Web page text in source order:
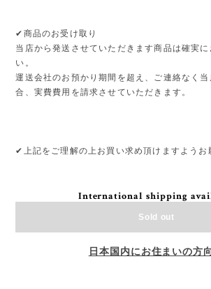
✔︎商品のお受け取り
当店から発送させていただきます商品は確実に
い。
運送会社のお預かり期間を超え、ご連絡なく
合、実費費用を請求させていただきます。
✔︎上記をご理解の上お買い求め頂けますようお
International shipping
Sold out
日本国内にお住まいの方